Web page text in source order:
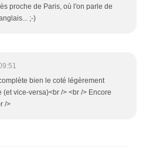
proche de Paris, où l'on parle de
;-)
bien le coté légèrement
vice-versa)<br /> <br /> Encore
/>